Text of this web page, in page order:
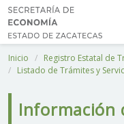
Inicio
Registro Estatal de
Listado de Trámites y
Información